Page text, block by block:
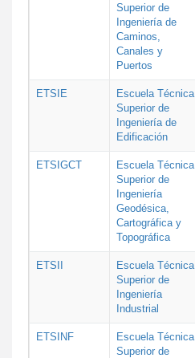
Superior de
Ingeniería de
Caminos,
Canales y
Puertos
ETSIE
Escuela Técnica
Superior de
Ingeniería de
Edificación
ETSIGCT
Escuela Técnica
Superior de
Ingeniería
Geodésica,
Cartográfica y
Topográfica
ETSII
Escuela Técnica
Superior de
Ingeniería
Industrial
ETSINF
Escuela Técnica
Superior de